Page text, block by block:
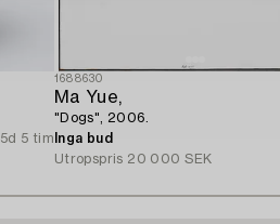
5d 5 tim
1688630
Ma Yue,
"Dogs", 2006.
Inga bud
Utropspris 20 000 SEK